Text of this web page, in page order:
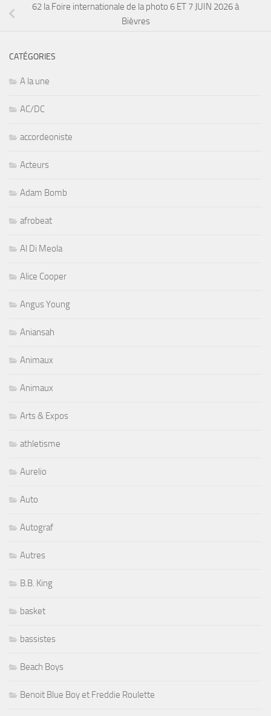
62 la Foire internationale de la photo 6 ET 7 JUIN 2026 à
Bièvres
CATÉGORIES
A la une
AC/DC
accordeoniste
Acteurs
Adam Bomb
afrobeat
Al Di Meola
Alice Cooper
Angus Young
Aniansah
Animaux
Animaux
Arts & Expos
athletisme
Aurelio
Auto
Autograf
Autres
B.B. King
basket
bassistes
Beach Boys
Benoit Blue Boy et Freddie Roulette